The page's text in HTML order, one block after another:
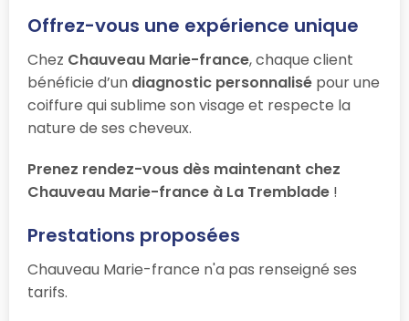
Offrez-vous une expérience unique
Chez Chauveau Marie-france, chaque client
bénéficie d’un diagnostic personnalisé pour une
coiffure qui sublime son visage et respecte la
nature de ses cheveux.
Prenez rendez-vous dès maintenant chez
Chauveau Marie-france à La Tremblade !
Prestations proposées
Chauveau Marie-france n'a pas renseigné ses
tarifs.